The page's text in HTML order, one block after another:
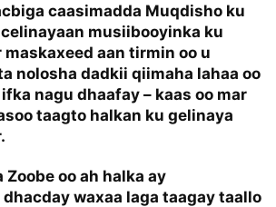
caasimadda Muqdisho ku
musiibooyinka ku
aan tirmin oo u
nolosha dadkii qiimaha lahaa oo
nagu dhaafay – kaas oo mar
taagto halkan ku gelinaya
oo ah halka ay
waxaa laga taagay taallo